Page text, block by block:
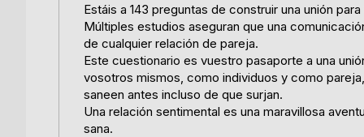
Estáis a 143 preguntas de construir una unión
Múltiples estudios aseguran que una
de cualquier relación de pareja.
Este cuestionario es vuestro pasaporte a una
vosotros mismos, como individuos y como
saneen antes incluso de que surjan.
Una relación sentimental es una maravillosa
sana.